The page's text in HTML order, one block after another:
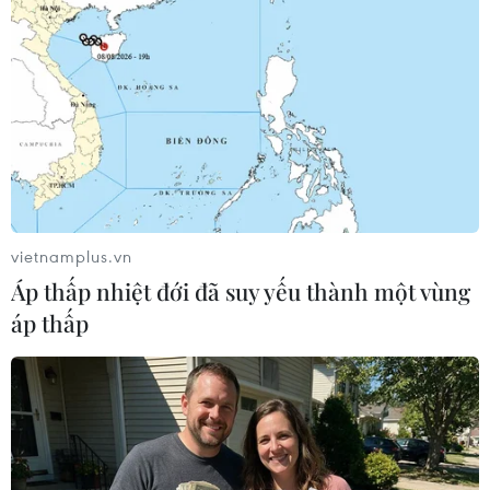
#Kỳ thi Olympic VNU
#tham gia
#trường Trung học Phổ thông
TP. Hà Nội
Theo dõi VietnamPlus
TIN LIÊN QUAN
vietnamplus.vn
Áp thấp nhiệt đới đã suy yếu thành một vùng
áp thấp